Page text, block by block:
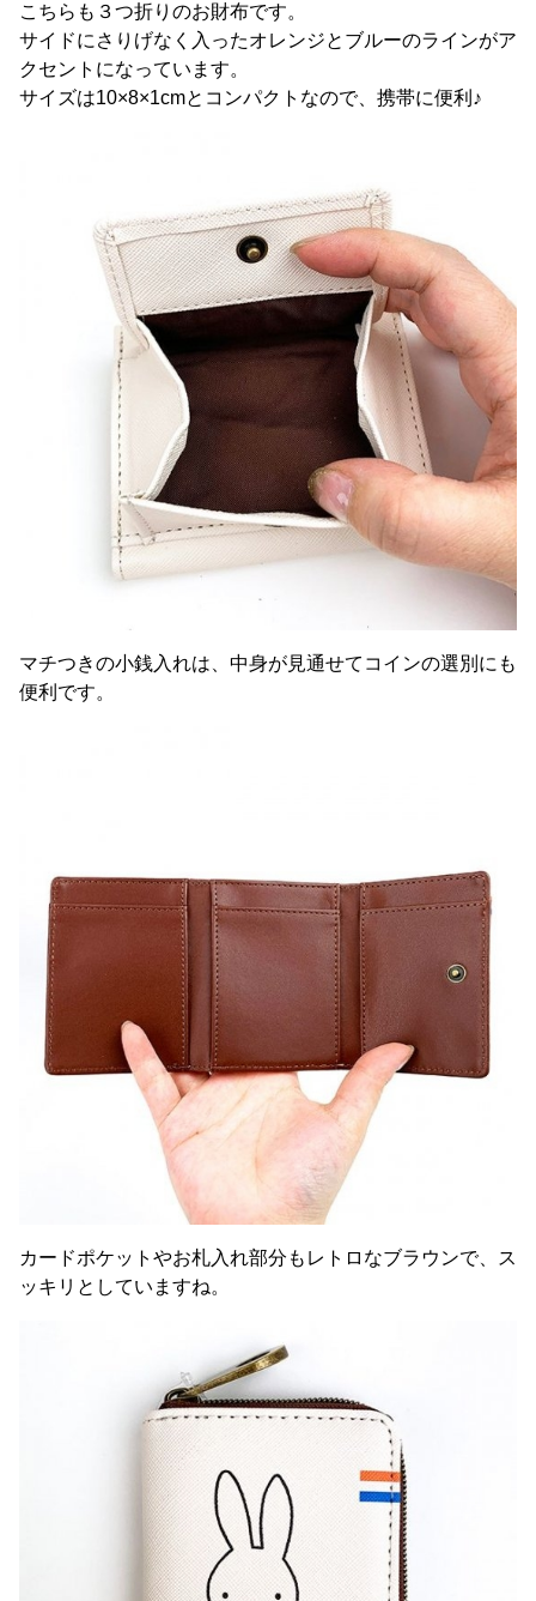
こちらも３つ折りのお財布です。
サイドにさりげなく入ったオレンジとブルーのラインがア
クセントになっています。
サイズは10×8×1cmとコンパクトなので、携帯に便利♪
マチつきの小銭入れは、中身が見通せてコインの選別にも
便利です。
カードポケットやお札入れ部分もレトロなブラウンで、ス
ッキリとしていますね。